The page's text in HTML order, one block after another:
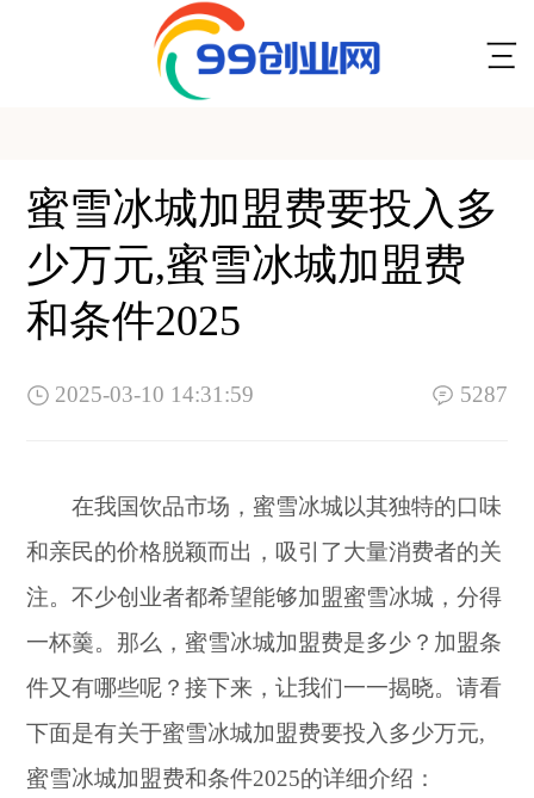
蜜雪冰城加盟费要投入多
少万元,蜜雪冰城加盟费
和条件2025
2025-03-10 14:31:59 5287
在我国饮品市场，蜜雪冰城以其独特的口味
和亲民的价格脱颖而出，吸引了大量消费者的关
注。不少创业者都希望能够加盟蜜雪冰城，分得
一杯羹。那么，蜜雪冰城加盟费是多少？加盟条
件又有哪些呢？接下来，让我们一一揭晓。请看
下面是有关于蜜雪冰城加盟费要投入多少万元,
蜜雪冰城加盟费和条件2025的详细介绍：